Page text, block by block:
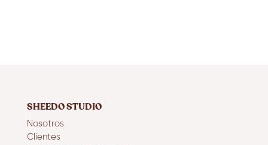
SHEEDO STUDIO
Nosotros
Clientes